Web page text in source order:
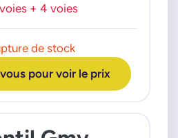
de stock
pour voir le prix
+ 4 voies